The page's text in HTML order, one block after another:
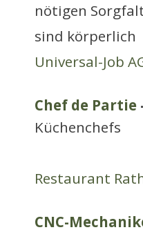
nötigen
sind körperlich
Universal-Job
Chef de Partie
Küchenchefs
Restaurant
CNC-